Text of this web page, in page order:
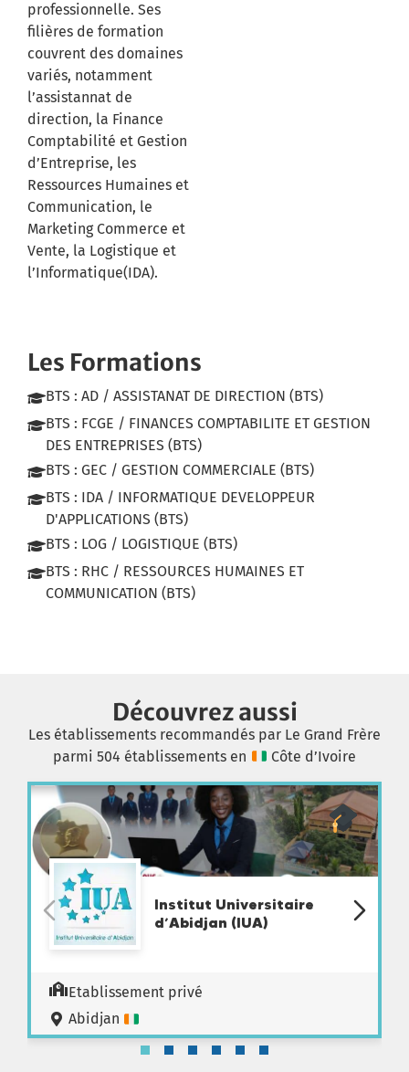
professionnelle. Ses
filières de formation
couvrent des domaines
variés, notamment
l’assistannat de
direction, la Finance
Comptabilité et Gestion
d’Entreprise, les
Ressources Humaines et
Communication, le
Marketing Commerce et
Vente, la Logistique et
l’Informatique(IDA).
Les Formations
BTS : AD / ASSISTANAT DE DIRECTION (BTS)
BTS : FCGE / FINANCES COMPTABILITE ET GESTION
DES ENTREPRISES (BTS)
BTS : GEC / GESTION COMMERCIALE (BTS)
BTS : IDA / INFORMATIQUE DEVELOPPEUR
D'APPLICATIONS (BTS)
BTS : LOG / LOGISTIQUE (BTS)
BTS : RHC / RESSOURCES HUMAINES ET
COMMUNICATION (BTS)
Découvrez aussi
Les établissements recommandés par Le Grand Frère
parmi 504 établissements en
Côte d’Ivoire
Institut Universitaire
d’Abidjan (IUA)
Etablissement privé
Abidjan